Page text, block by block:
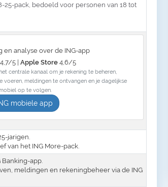
25-pack, bedoeld voor personen van 18 tot
en analyse over de ING-app
4,7/5 |Apple Store 4,6/5
centrale kanaal om je rekening te beheren,
voeren, meldingen te ontvangen en je dagelijkse
op te volgen.
mobiele app
jarigen.
van het ING More-pack.
app.
meldingen en rekeningbeheer via de ING